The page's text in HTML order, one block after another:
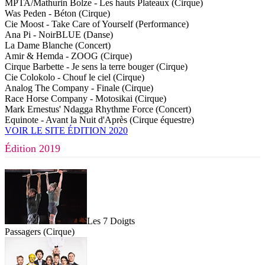
MPTA/Mathurin Bolze - Les hauts Plateaux (Cirque)
Was Peden - Béton (Cirque)
Cie Moost - Take Care of Yourself (Performance)
Ana Pi - NoirBLUE (Danse)
La Dame Blanche (Concert)
Amir & Hemda - ZOOG (Cirque)
Cirque Barbette - Je sens la terre bouger (Cirque)
Cie Colokolo - Chouf le ciel (Cirque)
Analog The Company - Finale (Cirque)
Race Horse Company - Motosikai (Cirque)
Mark Ernestus' Ndagga Rhythme Force (Concert)
Equinote - Avant la Nuit d'Après (Cirque équestre)
VOIR LE SITE ÉDITION 2020
Édition 2019
Les 7 Doigts
Passagers (Cirque)